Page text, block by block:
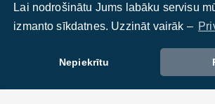
Lai nodrošinātu Jums labāku servisu
izmanto sīkdatnes. Uzzināt vairāk –
Nepiekrītu